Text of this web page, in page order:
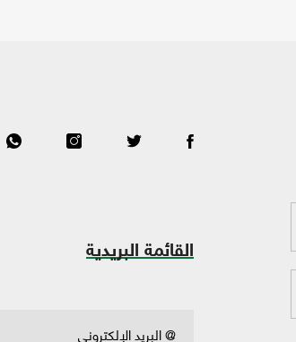
القائمة البريدية